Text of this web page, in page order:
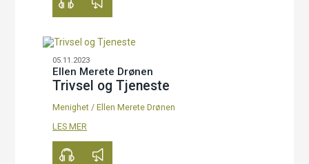
05.11.2023
Ellen Merete Drønen
Trivsel og Tjeneste
Menighet/ Ellen Merete Drønen
LES MER